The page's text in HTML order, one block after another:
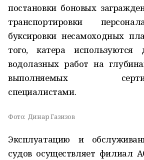
постановки боновых
транспортировки
буксировки несамоходных
того, катера используются
водолазных работ на
выполняемых
специалистами.
Фото: Динар Газизов
Эксплуатацию и
судов осуществляет филиал